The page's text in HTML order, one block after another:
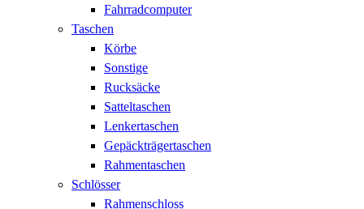
Fahrradcomputer
Taschen
Körbe
Sonstige
Rucksäcke
Satteltaschen
Lenkertaschen
Gepäckträgertaschen
Rahmentaschen
Schlösser
Rahmenschloss